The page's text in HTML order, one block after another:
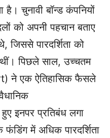
चुनावी बॉन्ड कंपनियों
को अपनी पहचान बताए
जिससे पारदर्शिता को
पिछले साल, उच्चतम
ने एक ऐतिहासिक फैसले
इनपर प्रतिबंध लगा
में अधिक पारदर्शिता